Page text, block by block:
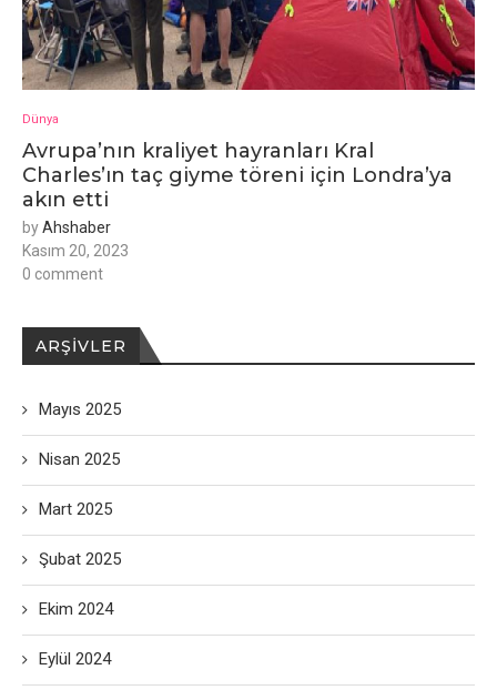
Dünya
Avrupa’nın kraliyet hayranları Kral
Charles’ın taç giyme töreni için Londra’ya
akın etti
byAhshaber
Kasım 20, 2023
0 comment
ARŞIVLER
Mayıs 2025
Nisan 2025
Mart 2025
Şubat 2025
Ekim 2024
Eylül 2024